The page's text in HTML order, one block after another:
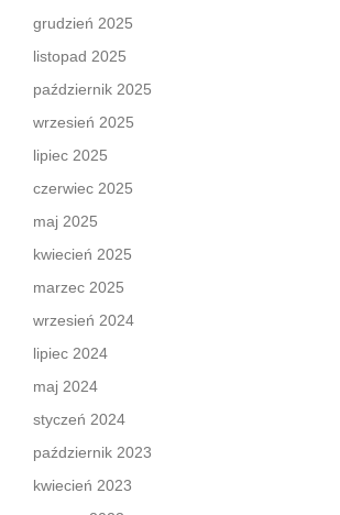
grudzień 2025
listopad 2025
październik 2025
wrzesień 2025
lipiec 2025
czerwiec 2025
maj 2025
kwiecień 2025
marzec 2025
wrzesień 2024
lipiec 2024
maj 2024
styczeń 2024
październik 2023
kwiecień 2023